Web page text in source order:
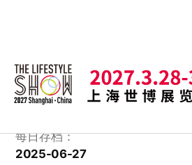
每日存档：
2025-06-27